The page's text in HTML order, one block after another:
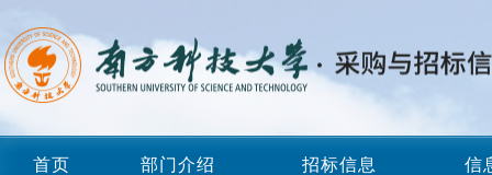
首页 部门介绍 招标信息 信